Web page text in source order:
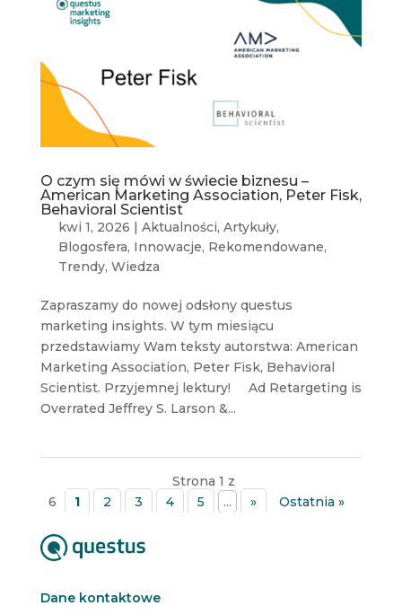
O czym się mówi w świecie biznesu –
American Marketing Association, Peter Fisk,
Behavioral Scientist
kwi 1, 2026 | Aktualności, Artykuły,
Blogosfera, Innowacje, Rekomendowane,
Trendy, Wiedza
Zapraszamy do nowej odsłony questus
marketing insights. W tym miesiącu
przedstawiamy Wam teksty autorstwa: American
Marketing Association, Peter Fisk, Behavioral
Scientist. Przyjemnej lektury! Ad Retargeting is
Overrated Jeffrey S. Larson &...
Strona 1 z
6
1 2 3 4 5 ... » Ostatnia »
Dane kontaktowe